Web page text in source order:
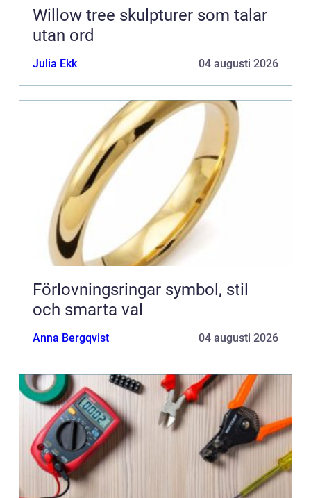
Willow tree skulpturer som talar
utan ord
Julia Ekk 04 augusti 2026
Förlovningsringar symbol, stil
och smarta val
Anna Bergqvist 04 augusti 2026